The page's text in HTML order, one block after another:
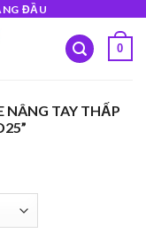
ĐẦU
0
NÂNG TAY THẤP